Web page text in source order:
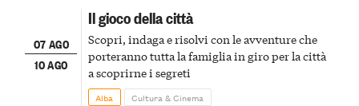
07 AGO
10 AGO
Il gioco della città
Scopri, indaga e risolvi con le avventure che
porteranno tutta la famiglia in giro per la città
a scoprirne i segreti
Alba Cultura & Cinema